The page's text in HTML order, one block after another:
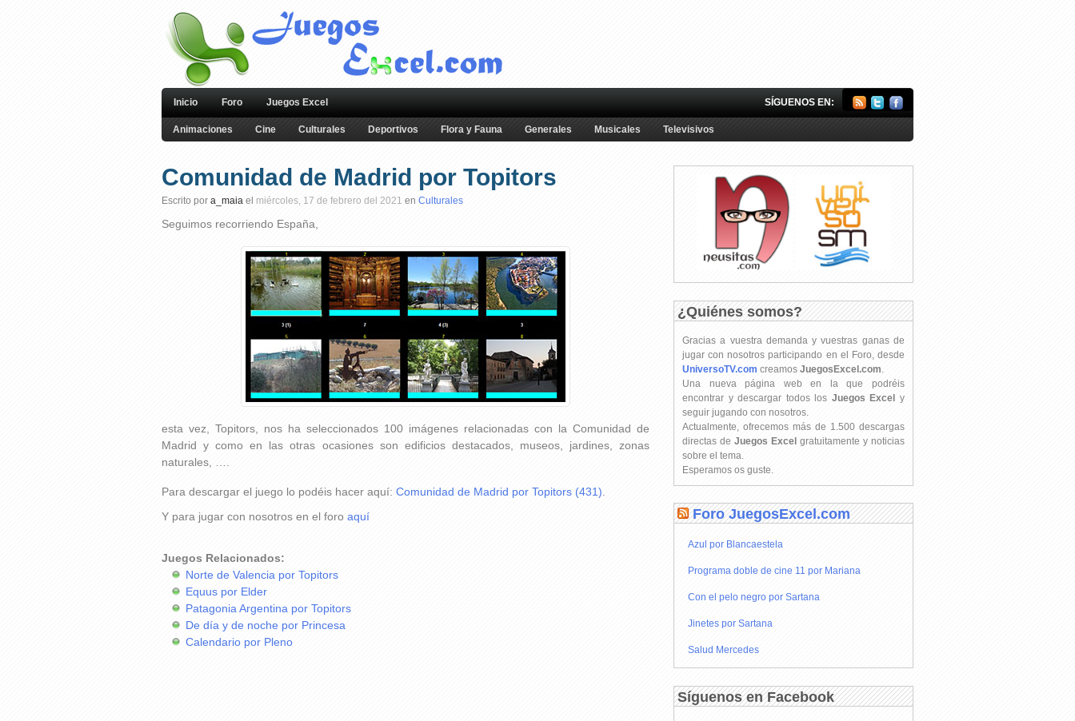
Inicio Foro Juegos Excel SÍGUENOS EN:
Animaciones Cine Culturales Deportivos Flora y Fauna Generales Musicales Televisivos
Comunidad de Madrid por Topitors
Escrito por a_maia el miércoles, 17 de febrero del 2021 en Culturales
Seguimos recorriendo España,
esta vez, Topitors, nos ha seleccionados 100 imágenes relacionadas con la Comunidad de
Madrid y como en las otras ocasiones son edificios destacados, museos, jardines, zonas
naturales, ….
Para descargar el juego lo podéis hacer aquí: Comunidad de Madrid por Topitors (431).
Y para jugar con nosotros en el foro aquí
Juegos Relacionados:
Norte de Valencia por Topitors
Equus por Elder
Patagonia Argentina por Topitors
De día y de noche por Princesa
Calendario por Pleno
¿Quiénes somos?
Gracias a vuestra demanda y vuestras ganas de
jugar con nosotros participando en el Foro, desde
UniversoTV.com creamos JuegosExcel.com
Una nueva página web en la que podréis
encontrar y descargar todos los Juegos Excel y
seguir jugando con nosotros.
Actualmente, ofrecemos más de 1.500 descargas
directas de Juegos Excel gratuitamente y noticias
sobre el tema.
Esperamos os guste.
Foro JuegosExcel.com
Azul por Blancaestela
Programa doble de cine 11 por Mariana
Con el pelo negro por Sartana
Jinetes por Sartana
Salud Mercedes
Síguenos en Facebook